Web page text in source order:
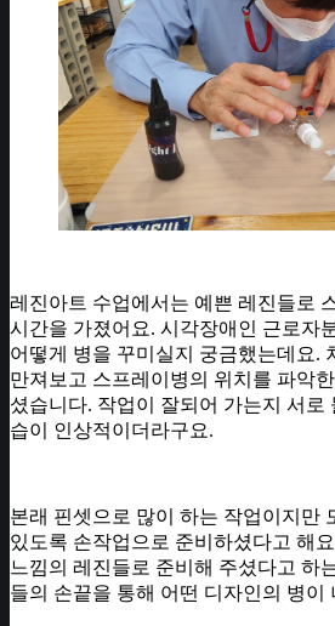
레진아트 수업에서는 예쁜 레진들로
시간을 가졌어요. 시각장애인 근로자
어떻게 병을 꾸미실지 궁금했는데요.
만져보고 스프레이병의 위치를 파악
셨습니다. 작업이 잘되어 가는지 서로
습이 인상적이더라구요.
본래 핀셋으로 많이 하는 작업이지만
있도록 손작업으로 준비하셨다고 해
느낌의 레진들로 준비해 주셨다고 하
들의 손끝을 통해 어떤 디자인의 병이